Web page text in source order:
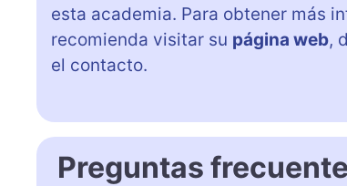
esta academia. Para obtener más
recomienda visitar su página web,
el contacto.
Preguntas